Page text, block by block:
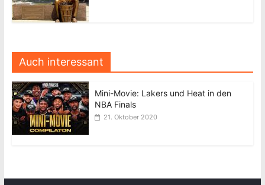
Auch interessant
Mini-Movie: Lakers und Heat in den
NBA Finals
21. Oktober 2020